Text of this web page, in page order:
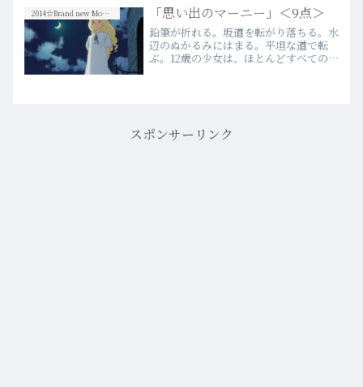
方は、他の多くの映画で表されたもの
で、決して新しさはない。一人の人…
more
2014☆Brand new Movies 「思い出のマーニー」＜9点＞
鉛筆が折れる。坂道を転がり落ちる。水
辺のぬかるみにはまる。平坦な道で転
ぶ。12歳の少女は、ほとんどすべての場
スポンサーリンク